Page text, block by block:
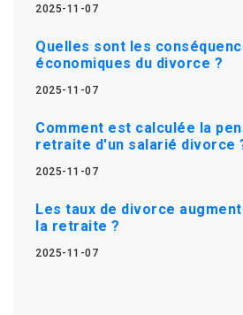
2025-11-07
Quelles sont les
économiques du divorce ?
2025-11-07
Comment est calculée la
retraite d'un salarié divorce
2025-11-07
Les taux de divorce
la retraite ?
2025-11-07